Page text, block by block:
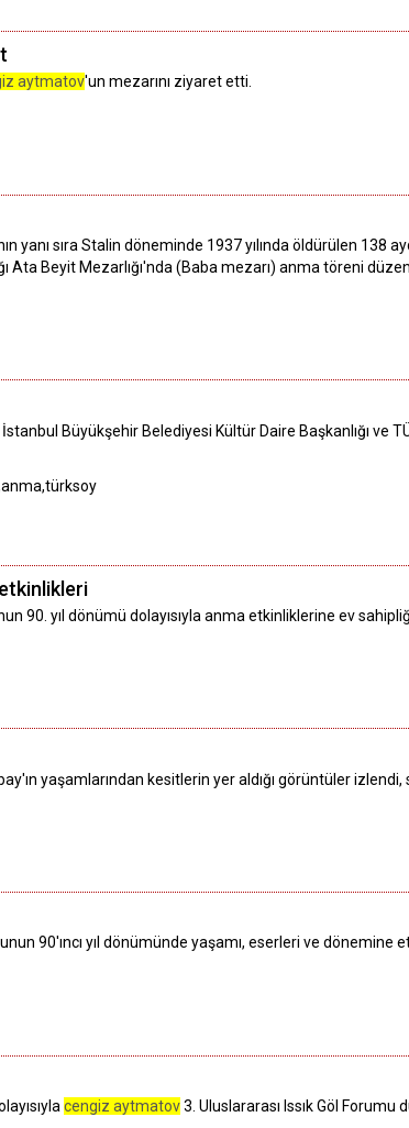
aytmatov'un mezarını ziyaret etti.
yanı sıra Stalin döneminde 1937 yılında öldürülen 138
Ata Beyit Mezarlığı'nda (Baba mezarı) anma töreni
İstanbul Büyükşehir Belediyesi Kültür Daire Başkanlığı ve
etkinlikleri
90. yıl dönümü dolayısıyla anma etkinliklerine ev
yaşamlarından kesitlerin yer aldığı görüntüler izlendi,
90'ıncı yıl dönümünde yaşamı, eserleri ve dönemine
cengiz aytmatov3. Uluslararası Issık Göl Forumu